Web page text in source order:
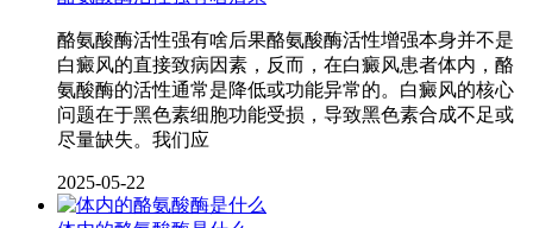
酪氨酸酶活性强有啥后果酪氨酸酶活性增强本身并不是
白癜风的直接致病因素，反而，在白癜风患者体内，酪
氨酸酶的活性通常是降低或功能异常的。白癜风的核心
问题在于黑色素细胞功能受损，导致黑色素合成不足或
尽量缺失。我们应
2025-05-22